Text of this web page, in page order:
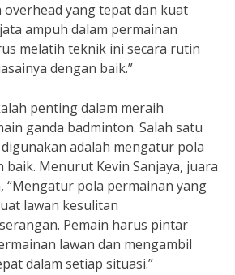
overhead yang tepat dan kuat
ampuh dalam permainan
melatih teknik ini secara rutin
dengan baik.”
penting dalam meraih
ganda badminton. Salah satu
adalah mengatur pola
baik. Menurut Kevin Sanjaya, juara
“Mengatur pola permainan yang
lawan kesulitan
Pemain harus pintar
lawan dan mengambil
dalam setiap situasi.”